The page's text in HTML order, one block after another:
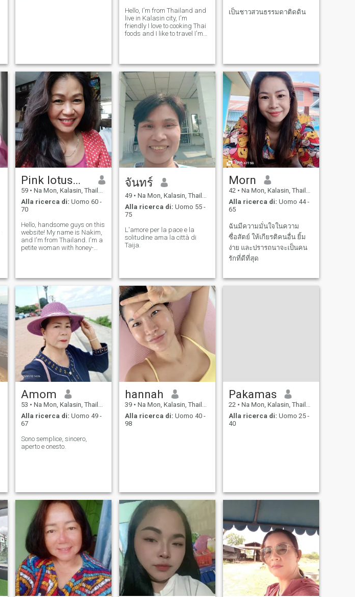
Hello, I'm from Thailand and
live in Kalasin city, I'm
friendly I love to cooking Thai
foods and I like to travel I'm
bout 56 years old or older
than.
เป็นชาวสวนธรรมดาติดดิน
Pink lotus🇹🇭
59 • Na Mon, Kalasin, Thailandia
Alla ricerca di: Uomo 60 -
70
Hello, handsome guys on this
website! My name is Nakim,
and I'm from Thailand. I'm a
petite woman with honey-
Thailand.Where I live is
peaceful and serene. There
are no
จันทร์
49 • Na Mon, Kalasin, Thailandia
Alla ricerca di: Uomo 55 -
75
L'amore per la pace e la
solitudine ama la città di
Taija.
Morn
42 • Na Mon, Kalasin, Thailandia
Alla ricerca di: Uomo 44 -
65
ฉันมีความมั่นใจในความ
ซื่อสัตย์ ให้เกียรติคนอื่น ยิ้ม
ง่าย และปรารถนาจะเป็นคน
รักที่ดีที่สุด
Amom
53 • Na Mon, Kalasin, Thailandia
Alla ricerca di: Uomo 49 -
67
Sono semplice, sincero,
aperto e onesto.
hannah
39 • Na Mon, Kalasin, Thailandia
Alla ricerca di: Uomo 40 -
98
Pakamas
22 • Na Mon, Kalasin, Thailandia
Alla ricerca di: Uomo 25 -
40